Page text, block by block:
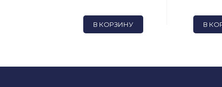
В КОРЗИНУ В